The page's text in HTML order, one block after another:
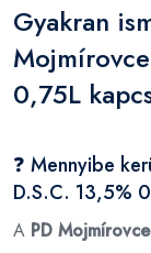
Gyakran
0,75L
❓ Mennyibe
D.S.C. 13,5%
A PD